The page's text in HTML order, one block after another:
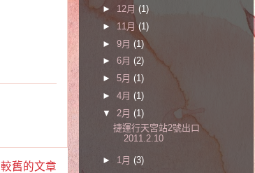
較舊的文章
► 12月 (1)
► 11月(1)
► 9月 (1)
► 6月 (2)
► 5月 (1)
► 4月 (1)
▼ 2月 (1)
捷運行天宮站2號出口
2011.2.10
► 1月 (3)